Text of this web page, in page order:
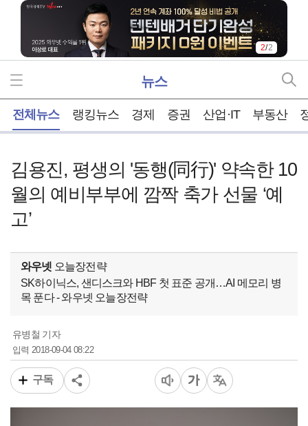
2/2
뉴스
전체뉴스 랭킹뉴스 경제 증권 산업·IT 부동산
김용진, 평생의 '동행(同行)' 약속한 10
월의 예비부부에 깜짝 축가 선물 ‘예
고’
와우넷 오늘장전략
SK하이닉스, 샌디스크와 HBF 첫 표준 공개…AI 메모리 병
목 푼다 - 와우넷 오늘장전략
유병철 기자
입력 2018-09-04 08:22
구독